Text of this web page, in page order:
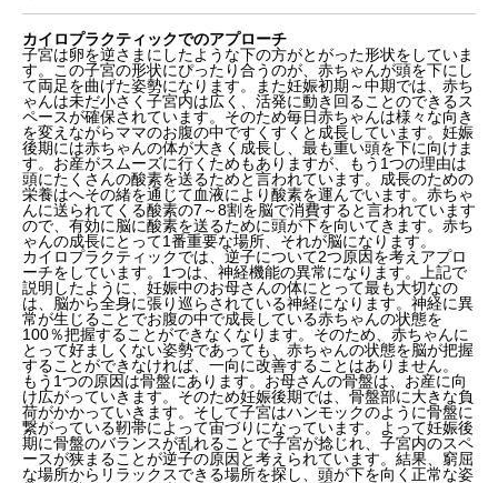
カイロプラクティックでのアプローチ
子宮は卵を逆さまにしたような下の方がとがった形状をしていま
す。この子宮の形状にぴったり合うのが、赤ちゃんが頭を下にし
て両足を曲げた姿勢になります。また妊娠初期～中期では、赤ち
ゃんは未だ小さく子宮内は広く、活発に動き回ることのできるス
ペースが確保されています。そのため毎日赤ちゃんは様々な向き
を変えながらママのお腹の中ですくすくと成長しています。妊娠
後期には赤ちゃんの体が大きく成長し、最も重い頭を下に向けま
す。お産がスムーズに行くためもありますが、もう1つの理由は
頭にたくさんの酸素を送るためと言われています。成長のための
栄養はへその緒を通じて血液により酸素を運んでいます。赤ちゃ
んに送られてくる酸素の7～8割を脳で消費すると言われています
ので、有効に脳に酸素を送るために頭が下を向いてきます。赤ち
ゃんの成長にとって1番重要な場所、それが脳になります。
カイロプラクティックでは、逆子について2つ原因を考えアプロ
ーチをしています。1つは、神経機能の異常になります。上記で
説明したように、妊娠中のお母さんの体にとって最も大切なの
は、脳から全身に張り巡らされている神経になります。神経に異
常が生じることでお腹の中で成長している赤ちゃんの状態を
100％把握することができなくなります。そのため、赤ちゃんに
とって好ましくない姿勢であっても、赤ちゃんの状態を脳が把握
することができなければ、一向に改善することはありません。
もう1つの原因は骨盤にあります。お母さんの骨盤は、お産に向
け広がっていきます。そのため妊娠後期では、骨盤部に大きな負
荷がかかっていきます。そして子宮はハンモックのように骨盤に
繋がっている靭帯によって宙づりになっています。よって妊娠後
期に骨盤のバランスが乱れることで子宮が捻じれ、子宮内のスペ
ースが狭まることが逆子の原因と考えられています。結果、窮屈
な場所からリラックスできる場所を探し、頭が下を向く正常な姿